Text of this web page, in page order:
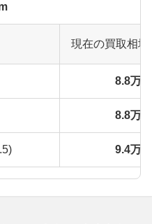
現在の買取相
8.8万
8.8万
9.4万